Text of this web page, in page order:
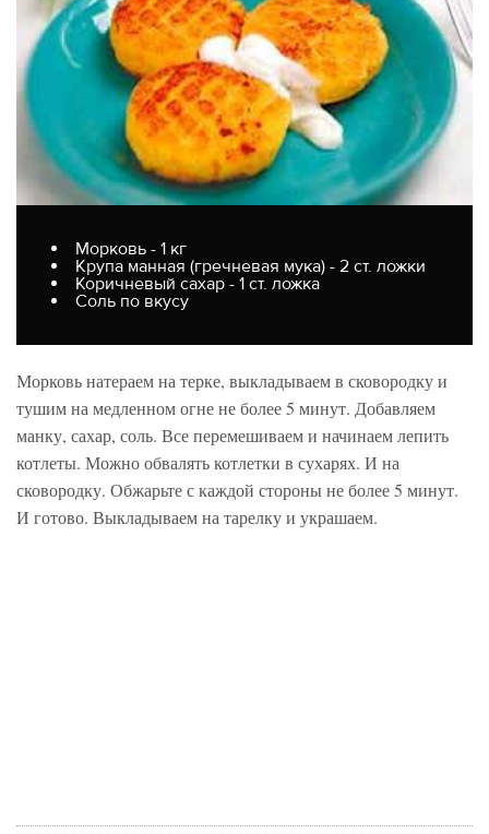
Морковь - 1 кг
Крупа манная (гречневая мука) - 2 ст. ложки
Коричневый сахар - 1 ст. ложка
Соль по вкусу
Морковь натераем на терке, выкладываем в сковородку и
тушим на медленном огне не более 5 минут. Добавляем
манку, сахар, соль. Все перемешиваем и начинаем лепить
котлеты. Можно обвалять котлетки в сухарях. И на
сковородку. Обжарьте с каждой стороны не более 5 минут.
И готово. Выкладываем на тарелку и украшаем.